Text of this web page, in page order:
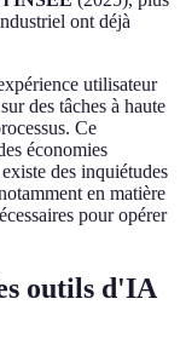
ont déjà
utilisateur
des tâches à haute
Ce
économies
des inquiétudes
en matière
pour opérer
outils d'IA